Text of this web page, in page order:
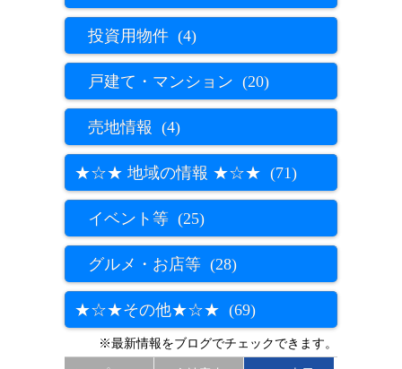
投資用物件 (4)
戸建て・マンション (20)
売地情報 (4)
★☆★ 地域の情報 ★☆★ (71)
イベント等 (25)
グルメ・お店等 (28)
★☆★その他★☆★ (69)
※最新情報をブログでチェックできます。